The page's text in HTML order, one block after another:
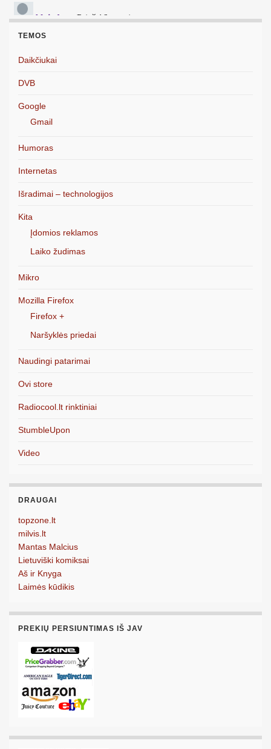
TEMOS
Daikčiukai
DVB
Google
Gmail
Humoras
Internetas
Išradimai – technologijos
Kita
Įdomios reklamos
Laiko žudimas
Mikro
Mozilla Firefox
Firefox +
Naršyklės priedai
Naudingi patarimai
Ovi store
Radiocool.lt rinktiniai
StumbleUpon
Video
DRAUGAI
topzone.lt
milvis.lt
Mantas Malcius
Lietuviški komiksai
Aš ir Knyga
Laimės kūdikis
PREKIŲ PERSIUNTIMAS IŠ JAV